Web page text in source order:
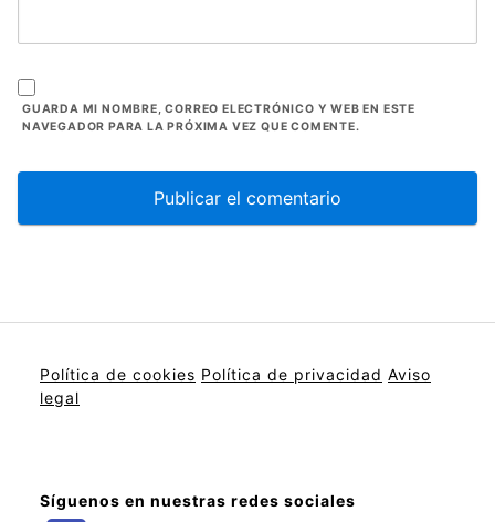
GUARDA MI NOMBRE, CORREO ELECTRÓNICO Y WEB EN ESTE
NAVEGADOR PARA LA PRÓXIMA VEZ QUE COMENTE.
Política de cookies Política de privacidad Aviso
legal
Síguenos en nuestras redes sociales